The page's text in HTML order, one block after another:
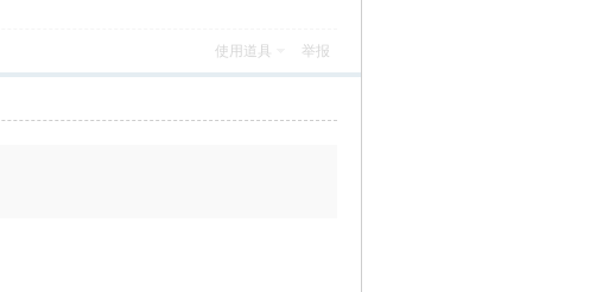
使用道具 举报